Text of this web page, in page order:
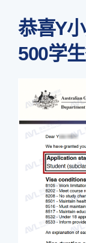
恭喜Y
500学